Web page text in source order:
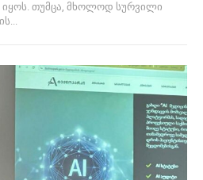
თუმცა, მხოლოდ სურვილი